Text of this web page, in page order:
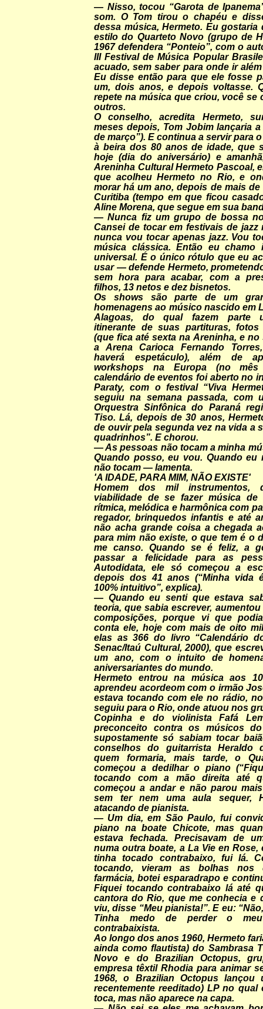
— Nisso, tocou “Garota de
som. O Tom tirou o chapéu e
dessa música, Hermeto. Eu gostaria
estilo do Quarteto Novo (grupo de
1967 defendera “Ponteio”, com o
III Festival de Música Popular
acuado, sem saber para onde ir
Eu disse então para que ele fosse
um, dois anos, e depois voltasse.
repete na música que criou, você se
outros.
O conselho, acredita Hermeto,
meses depois, Tom Jobim lançaria
de março”). E continua a servir para
à beira dos 80 anos de idade, que
hoje (dia do aniversário) e
Areninha Cultural Hermeto Pascoal,
que acolheu Hermeto no Rio, e
morar há um ano, depois de mais de
Curitiba (tempo em que ficou
Aline Morena, que segue em sua
— Nunca fiz um grupo de bossa
Cansei de tocar em festivais de jazz
nunca vou tocar apenas jazz. Vou
música clássica. Então eu chamo
universal. É o único rótulo que eu
usar — defende Hermeto,
sem hora para acabar, com a
filhos, 13 netos e dez bisnetos.
Os shows são parte de um
homenagens ao músico nascido em
Alagoas, do qual fazem parte
itinerante de suas partituras, fotos
(que fica até sexta na Areninha, e
a Arena Carioca Fernando
haverá espetáculo), além de
workshops na Europa (no
calendário de eventos foi aberto no
Paraty, com o festival “Viva
seguiu na semana passada, com
Orquestra Sinfônica do Paraná
Tiso. Lá, depois de 30 anos,
de ouvir pela segunda vez na vida a
quadrinhos”. E chorou.
— As pessoas não tocam a minha
Quando posso, eu vou. Quando eu
não tocam — lamenta.
'A IDADE, PARA MIM, NÃO EXISTE'
Homem dos mil instrumentos,
viabilidade de se fazer música de
rítmica, melódica e harmônica com
regador, brinquedos infantis e até
não acha grande coisa a chegada
para mim não existe, o que tem é o
me canso. Quando se é feliz, a
passar a felicidade para as
Autodidata, ele só começou a
depois dos 41 anos (“Minha vida
100% intuitivo”, explica).
— Quando eu senti que estava
teoria, que sabia escrever,
composições, porque vi que
conta ele, hoje com mais de oito
elas as 366 do livro “Calendário
Senac/Itaú Cultural, 2000), que
um ano, com o intuito de
aniversariantes do mundo.
Hermeto entrou na música aos
aprendeu acordeom com o irmão
estava tocando com ele no rádio,
seguiu para o Rio, onde atuou nos
Copinha e do violinista Fafá
preconceito contra os músicos
supostamente só sabiam tocar
conselhos do guitarrista Heraldo
quem formaria, mais tarde, o
começou a dedilhar o piano
tocando com a mão direita até
começou a andar e não parou
sem ter nem uma aula sequer,
atacando de pianista.
— Um dia, em São Paulo, fui
piano na boate Chicote, mas
estava fechada. Precisavam de
numa outra boate, a La Vie en Rose,
tinha tocado contrabaixo, fui lá.
tocando, vieram as bolhas nos
farmácia, botei esparadrapo e
Fiquei tocando contrabaixo lá até
cantora do Rio, que me conhecia e
viu, disse “Meu pianista!”. E eu:
Tinha medo de perder o
contrabaixista.
Ao longo dos anos 1960, Hermeto
ainda como flautista) do Sambrasa
Novo e do Brazilian Octopus,
empresa têxtil Rhodia para animar
1968, o Brazilian Octopus lançou
recentemente reeditado) LP no qual
toca, mas não aparece na capa.